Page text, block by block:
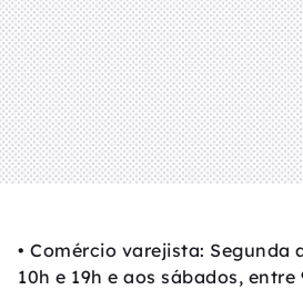
• Comércio varejista: Segunda
10h e 19h e aos sábados, entre